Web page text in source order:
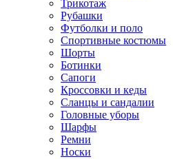
Трикотаж
Рубашки
Футболки и поло
Спортивные костюмы
Шорты
Ботинки
Сапоги
Кроссовки и кеды
Сланцы и сандалии
Головные уборы
Шарфы
Ремни
Носки